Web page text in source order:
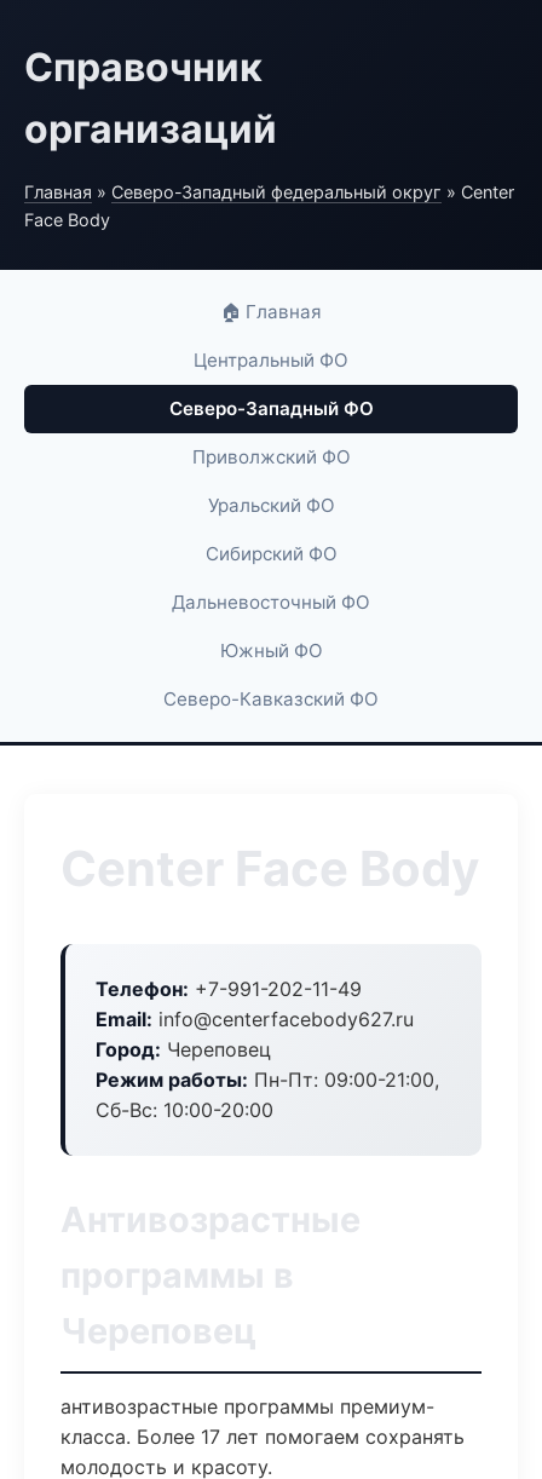
Справочник
организаций
Главная » Северо-Западный федеральный округ » Center
Face Body
🏠 Главная
Центральный ФО
Северо-Западный ФО
Приволжский ФО
Уральский ФО
Сибирский ФО
Дальневосточный ФО
Южный ФО
Северо-Кавказский ФО
Center Face Body
Телефон: +7-991-202-11-49
Email: info@centerfacebody627.ru
Город: Череповец
Режим работы: Пн-Пт: 09:00-21:00,
Сб-Вс: 10:00-20:00
Антивозрастные
программы в
Череповец
антивозрастные программы премиум-
класса. Более 17 лет помогаем сохранять
молодость и красоту.